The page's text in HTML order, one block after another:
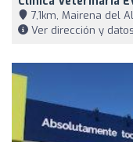
7,1km, Mairena del
Ver dirección y